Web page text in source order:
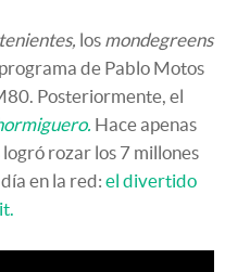
los mondegreens
de Pablo Motos
Posteriormente, el
Hace apenas
rozar los 7 millones
en la red: el divertido